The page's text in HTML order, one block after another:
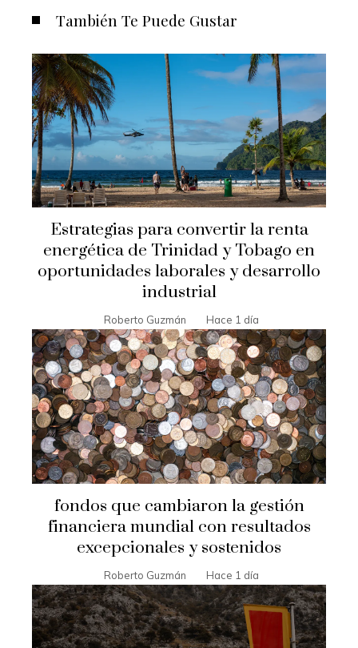
También Te Puede Gustar
Estrategias para convertir la renta
energética de Trinidad y Tobago en
oportunidades laborales y desarrollo
industrial
Roberto Guzmán Hace 1 día
fondos que cambiaron la gestión
financiera mundial con resultados
excepcionales y sostenidos
Roberto Guzmán Hace 1 día